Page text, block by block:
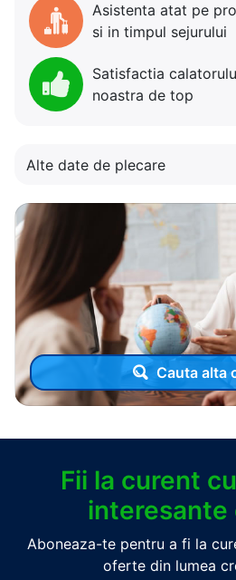
Asistenta atat pe
si in timpul sejurului
Satisfactia
noastra de top
Alte date de plecare
Cauta alta
Fii la curent
interesante
Aboneaza-te pentru a fi la
oferte din lumea